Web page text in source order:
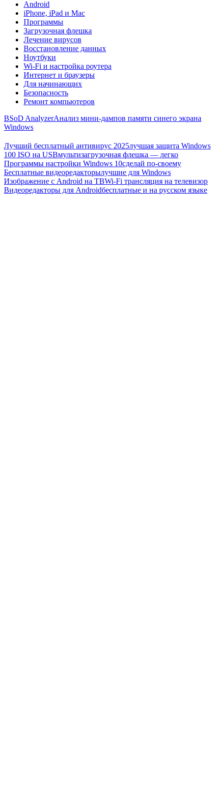
Android
iPhone, iPad и Mac
Программы
Загрузочная флешка
Лечение вирусов
Восстановление данных
Ноутбуки
Wi-Fi и настройка роутера
Интернет и браузеры
Для начинающих
Безопасность
Ремонт компьютеров
BSoD AnalyzerАнализ мини-дампов памяти синего экрана
Windows
Лучший бесплатный антивирус 2025лучшая защита Windows
100 ISO на USBмультизагрузочная флешка — легко
Программы настройки Windows 10сделай по-своему
Бесплатные видеоредакторылучшие для Windows
Изображение с Android на ТВWi-Fi трансляция на телевизор
Видеоредакторы для Androidбесплатные и на русском языке